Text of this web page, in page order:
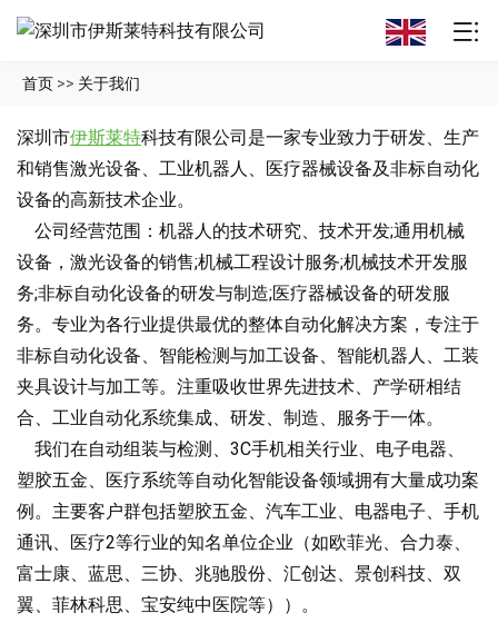
首页 >> 关于我们
深圳市伊斯莱特科技有限公司是一家专业致力于研发、生产
和销售激光设备、工业机器人、医疗器械设备及非标自动化
设备的高新技术企业。
公司经营范围：机器人的技术研究、技术开发;通用机械
设备，激光设备的销售;机械工程设计服务;机械技术开发服
务;非标自动化设备的研发与制造;医疗器械设备的研发服
务。专业为各行业提供最优的整体自动化解决方案，专注于
非标自动化设备、智能检测与加工设备、智能机器人、工装
夹具设计与加工等。注重吸收世界先进技术、产学研相结
合、工业自动化系统集成、研发、制造、服务于一体。
我们在自动组装与检测、3C手机相关行业、电子电器、
塑胶五金、医疗系统等自动化智能设备领域拥有大量成功案
例。主要客户群包括塑胶五金、汽车工业、电器电子、手机
通讯、医疗2等行业的知名单位企业（如欧菲光、合力泰、
富士康、蓝思、三协、兆驰股份、汇创达、景创科技、双
翼、菲林科思、宝安纯中医院等））。